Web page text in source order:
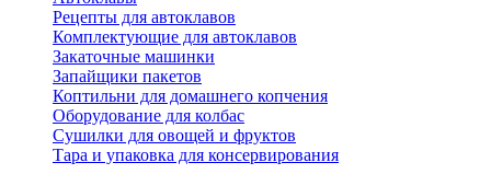
Рецепты для автоклавов
Комплектующие для автоклавов
Закаточные машинки
Запайщики пакетов
Коптильни для домашнего копчения
Оборудование для колбас
Сушилки для овощей и фруктов
Тара и упаковка для консервирования